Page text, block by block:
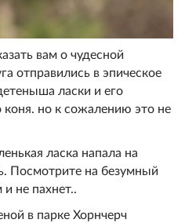
вам о чудесной
отправились в эпическое
ласки и его
но к сожалению это не
ласка напала на
Посмотрите на безумный
не пахнет..
в парке Хорнчерч